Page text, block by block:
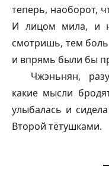
теперь, наоборот,
И лицом мила, и
смотришь, тем
и впрямь были бы
Чжэньнян,
какие мысли
улыбалась и
Второй тётушками.